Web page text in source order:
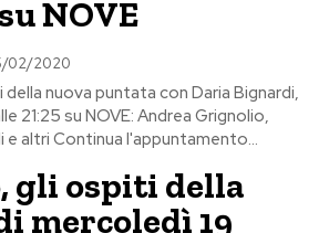
NOVE
02/2020
nuova puntata con Daria Bignardi,
21:25 su NOVE: Andrea Grignolio,
e altri Continua l'appuntamento...
gli ospiti della
mercoledì 19